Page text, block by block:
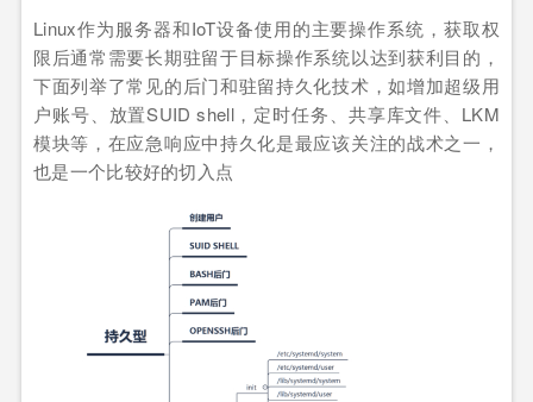
Linux作为服务器和IoT设备使用的主要操作系统，获取权
限后通常需要长期驻留于目标操作系统以达到获利目的，
下面列举了常见的后门和驻留持久化技术，如增加超级用
户账号、放置SUID shell，定时任务、共享库文件、LKM
模块等，在应急响应中持久化是最应该关注的战术之一，
也是一个比较好的切入点